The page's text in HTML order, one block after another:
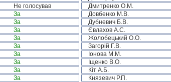
Не голосував Дмитренко О.М.
За Довбенко М.В.
За Дубневич Б.В.
За Євлахов А.С.
За Жолобецький О.О.
За Загорій Г.В.
За Іонова М.М.
За Іщенко В.О.
За Кіт А.Б.
За Князевич Р.П.